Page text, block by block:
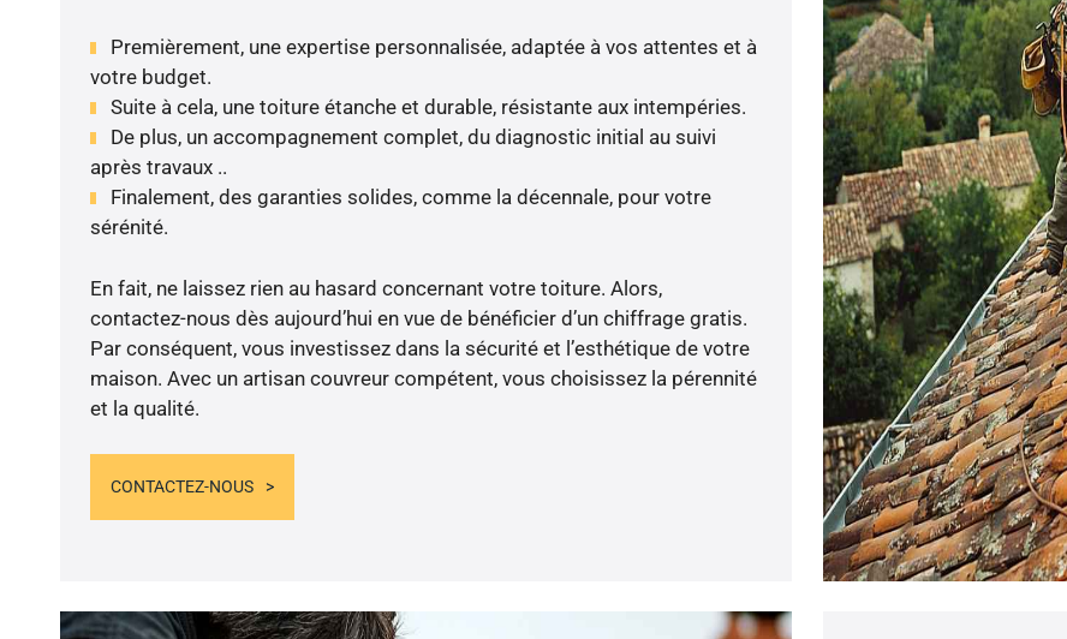
Premièrement, une expertise personnalisée, adaptée à vos attentes et à
votre budget.
Suite à cela, une toiture étanche et durable, résistante aux intempéries.
De plus, un accompagnement complet, du diagnostic initial au suivi
après travaux ..
Finalement, des garanties solides, comme la décennale, pour votre
sérénité.
En fait, ne laissez rien au hasard concernant votre toiture. Alors,
contactez-nous dès aujourd’hui en vue de bénéficier d’un chiffrage gratis.
Par conséquent, vous investissez dans la sécurité et l’esthétique de votre
maison. Avec un artisan couvreur compétent, vous choisissez la pérennité
et la qualité.
CONTACTEZ-NOUS